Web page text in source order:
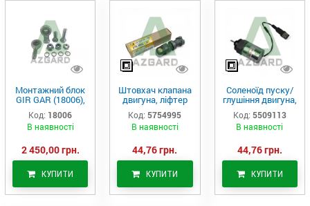
Монтажний блок
GIR GAR (18006),
Аналог
Код: 18006
В наявності
2 450,00 грн.
КУПИТИ
Штовхач клапана
двигуна, ліфтер
(575-4995)
Код: 5754995
В наявності
44,76 грн.
КУПИТИ
Соленоїд пуску/
глушіння двигуна,
актуатор (550-
9113)
Код: 5509113
В наявності
44,76 грн.
КУПИТИ